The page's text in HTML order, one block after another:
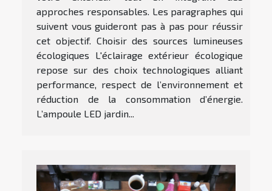
approches responsables. Les paragraphes qui
suivent vous guideront pas à pas pour réussir
cet objectif. Choisir des sources lumineuses
écologiques L'éclairage extérieur écologique
repose sur des choix technologiques alliant
performance, respect de l’environnement et
réduction de la consommation d’énergie.
L’ampoule LED jardin...